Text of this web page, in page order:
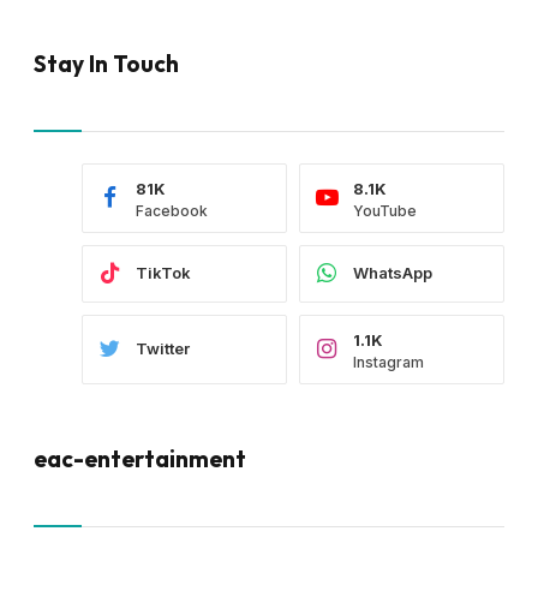
Stay In Touch
Facebook
81K
YouTube
8.1K
TikTok WhatsApp
Twitter
Instagram
1.1K
eac-entertainment